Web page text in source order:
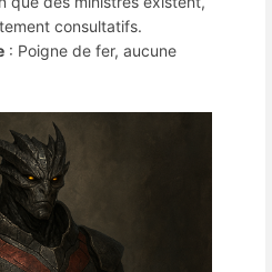
consultatifs.
: Poigne de fer, aucune